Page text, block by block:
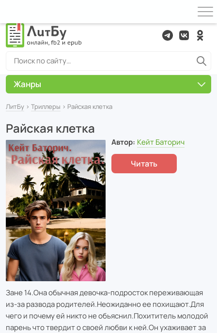
ЛитБу › Триллеры › Райская клетка
Райская клетка
Автор: Кейт Баторич
Читать
Зане 14.Она обычная девочка-подросток переживающая
из-за развода родителей.Неожиданно ее похищают.Для
чего и почему ей никто не обьяснил.Похититель молодой
парень что твердит о своей любви к ней.Он ухаживает за
Жанры